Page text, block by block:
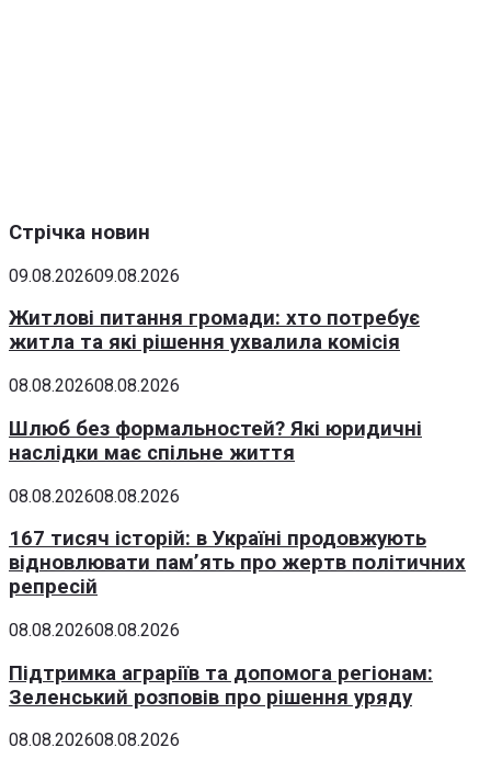
Стрічка новин
09.08.202609.08.2026
Житлові питання громади: хто потребує
житла та які рішення ухвалила комісія
08.08.202608.08.2026
Шлюб без формальностей? Які юридичні
наслідки має спільне життя
08.08.202608.08.2026
167 тисяч історій: в Україні продовжують
відновлювати пам’ять про жертв політичних
репресій
08.08.202608.08.2026
Підтримка аграріїв та допомога регіонам:
Зеленський розповів про рішення уряду
08.08.202608.08.2026